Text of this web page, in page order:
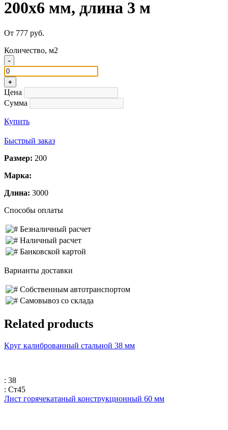
200х6 мм, длина 3 м
От 777 руб.
Количество, м2
-
+
Цена
Сумма
Купить
Быстрый заказ
Размер: 200
Марка:
Длина: 3000
Способы оплаты
Безналичный расчет
Наличный расчет
Банковской картой
Варианты доставки
Собственным автотранспортом
Самовывоз со склада
Related products
Круг калиброванный стальной 38 мм
: 38
: Ст45
Лист горячекатаный конструкционный 60 мм